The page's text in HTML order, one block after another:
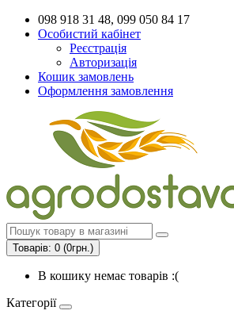
098 918 31 48, 099 050 84 17
Особистий кабінет
Реєстрація
Авторизація
Кошик замовлень
Оформлення замовлення
Товарів: 0 (0грн.)
В кошику немає товарів :(
Категорії